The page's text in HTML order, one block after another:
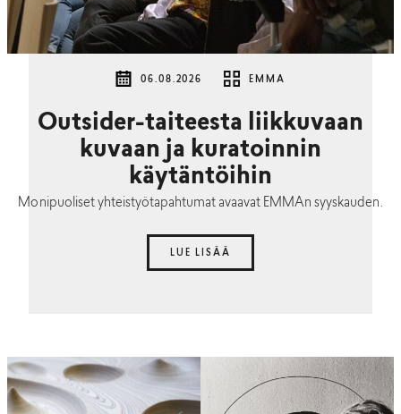
06.08.2026 EMMA
Outsider-taiteesta liikkuvaan
kuvaan ja kuratoinnin
käytäntöihin
Monipuoliset yhteistyötapahtumat avaavat EMMAn syyskauden.
LUE LISÄÄ